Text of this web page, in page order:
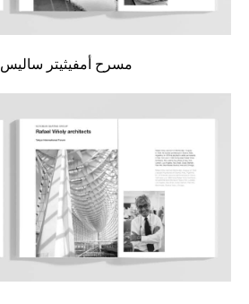
مسرح أمفيثيتر ساليس 3000